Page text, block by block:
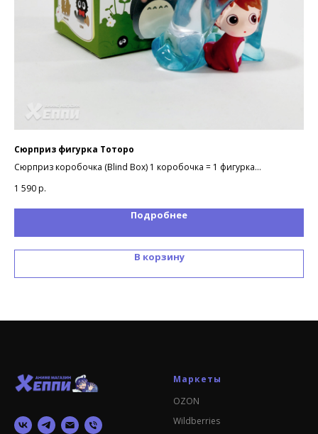
Сюрприз фигурка Тоторо
Сюрприз коробочка (Blind Box) 1 коробочка = 1 фигурка
1 590р.
Подробнее
В корзину
Маркеты
OZON
Wildberries